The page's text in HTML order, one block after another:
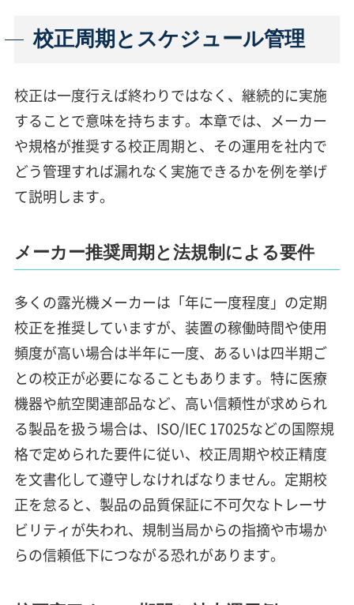
校正周期とスケジュール管理
校正は一度行えば終わりではなく、継続的に実施
することで意味を持ちます。本章では、メーカー
や規格が推奨する校正周期と、その運用を社内で
どう管理すれば漏れなく実施できるかを例を挙げ
て説明します。
メーカー推奨周期と法規制による要件
多くの露光機メーカーは「年に一度程度」の定期
校正を推奨していますが、装置の稼働時間や使用
頻度が高い場合は半年に一度、あるいは四半期ご
との校正が必要になることもあります。特に医療
機器や航空関連部品など、高い信頼性が求められ
る製品を扱う場合は、ISO/IEC 17025などの国際規
格で定められた要件に従い、校正周期や校正精度
を文書化して遵守しなければなりません。定期校
正を怠ると、製品の品質保証に不可欠なトレーサ
ビリティが失われ、規制当局からの指摘や市場か
らの信頼低下につながる恐れがあります。